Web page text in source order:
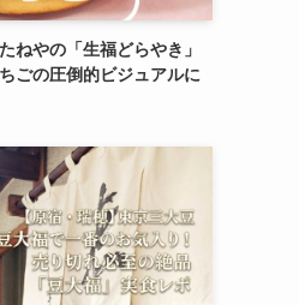
ねやの「生福どらやき」
ごの圧倒的ビジュアルに